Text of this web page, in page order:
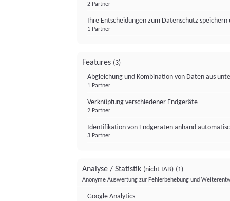
2 Partner
Ihre Entscheidungen zum Datenschutz
1 Partner
Features (3)
Abgleichung und Kombination von Daten aus
1 Partner
Verknüpfung verschiedener Endgeräte
2 Partner
Identifikation von Endgeräten anhand
3 Partner
Analyse / Statistik (nicht IAB) (1)
Anonyme Auswertung zur Fehlerbehebung und
Google Analytics